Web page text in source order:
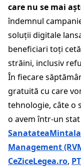
care nu se mai
îndemnul
soluții digitale
beneficiari toți
străini, inclusiv
În fiecare
gratuită cu care
tehnologie, câte o
o avem într-un
Management
CeZiceLegea.ro,